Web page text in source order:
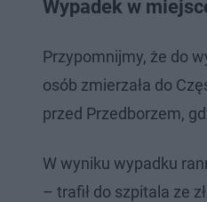
Wypadek w
Przypomnijmy, że do
osób zmierzała do
przed Przedborzem,
W wyniku wypadku
– trafił do szpitala ze